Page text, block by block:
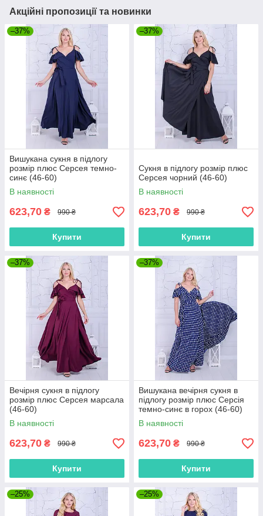
Акційні пропозиції та новинки
–37%
Вишукана сукня в підлогу
розмір плюс Серсея темно-
синє (46-60)
В наявності
623,70 ₴ 990 ₴
Купити
–37%
Сукня в підлогу розмір плюс
Серсея чорний (46-60)
В наявності
623,70 ₴ 990 ₴
Купити
–37%
Вечірня сукня в підлогу
розмір плюс Серсея марсала
(46-60)
В наявності
623,70 ₴ 990 ₴
Купити
–37%
Вишукана вечірня сукня в
підлогу розмір плюс Серсія
темно-синє в горох (46-60)
В наявності
623,70 ₴ 990 ₴
Купити
–25% –25%